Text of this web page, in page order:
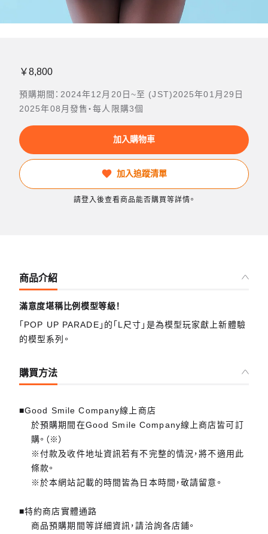
￥8,800
預購期間：2024年12月20日~至 (JST)2025年01月29日
2025年08月發售・每人限購3個
加入購物車
加入追蹤清單
請登入後查看商品能否購買等詳情。
商品介紹
滿意度堪稱比例模型等級！
「POP UP PARADE」的「L尺寸」是為模型玩家獻上新體驗
的模型系列。
購買方法
■Good Smile Company線上商店
於預購期間在Good Smile Company線上商店皆可訂
購。（※）
※付款及收件地址資訊若有不完整的情況，將不適用此
條款。
※於本網站記載的時間皆為日本時間，敬請留意。
■特約商店實體通路
商品預購期間等詳細資訊，請洽詢各店鋪。